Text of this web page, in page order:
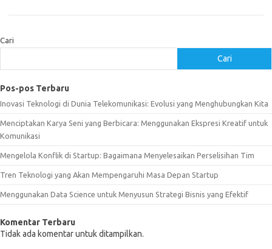
Cari
Cari
Pos-pos Terbaru
Inovasi Teknologi di Dunia Telekomunikasi: Evolusi yang Menghubungkan Kita
Menciptakan Karya Seni yang Berbicara: Menggunakan Ekspresi Kreatif untuk
Komunikasi
Mengelola Konflik di Startup: Bagaimana Menyelesaikan Perselisihan Tim
Tren Teknologi yang Akan Mempengaruhi Masa Depan Startup
Menggunakan Data Science untuk Menyusun Strategi Bisnis yang Efektif
Komentar Terbaru
Tidak ada komentar untuk ditampilkan.